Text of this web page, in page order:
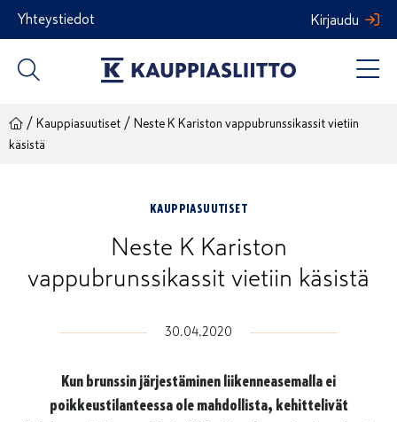
Siirry
sisältöön
Yhteystiedot Kirjaudu
/ Kauppiasuutiset / Neste K Kariston vappubrunssikassit vietiin
käsistä
KAUPPIASUUTISET
Neste K Kariston
vappubrunssikassit vietiin käsistä
30.04.2020
Kun brunssin järjestäminen liikenneasemalla ei
poikkeustilanteessa ole mahdollista, kehittelivät